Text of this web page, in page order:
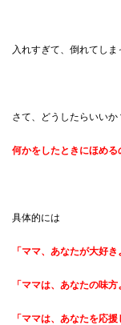
入れすぎて、倒れてしま
さて、どうしたらいいか
何かをしたときにほめる
具体的には
「ママ、あなたが大好き
「ママは、あなたの味方
「ママは、あなたを応援